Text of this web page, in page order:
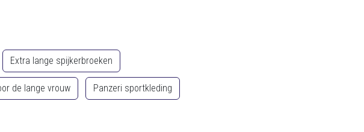
Extra lange spijkerbroeken
de lange vrouw Panzeri sportkleding